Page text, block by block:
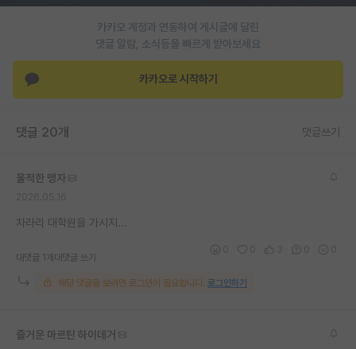
카카오 계정과 연동하여 게시글에 달린
댓글 알람, 소식등을 빠르게 받아보세요
카카오로 시작하기
댓글 20개 댓글쓰기
울적한 맹자
차라리 대학원을 가시지...
대댓글 1개 대댓글 쓰기
해당 댓글을 보려면 로그인이 필요합니다. 로그인하기
즐거운 마르틴 하이데거